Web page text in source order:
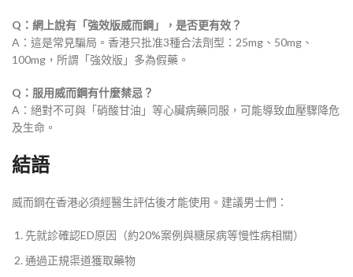
Q：網上說有「強效版威而鋼」，是否更有效？​
A：這是常見騙局。香港只批准3種合法劑型：25mg、50mg、
100mg，所謂「強效版」多為假藥。
Q：服用威而鋼有什麼禁忌？​
A：絕對不可與「硝酸甘油」等心臟病藥同服，可能導致血壓驟降危
及生命。
結語
威而鋼在香港必須經醫生評估後才能使用。建議男士們：
先就診確認ED原因（約20%案例與糖尿病等慢性病相關）
通過正規渠道獲取藥物